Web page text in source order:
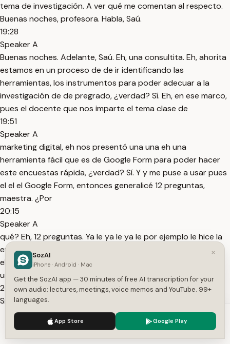
tema de investigación. A ver qué me comentan al respecto.
Buenas noches, profesora. Habla, Saú.
19:28
Speaker A
Buenas noches. Adelante, Saú. Eh, una consultita. Eh, ahorita
estamos en un proceso de de ir identificando las
herramientas, los instrumentos para poder adecuar a la
investigación de de pregrado, ¿verdad? Sí. Eh, en ese marco,
pues el docente que nos imparte el tema clase de
19:51
Speaker A
marketing digital, eh nos presentó una una eh una
herramienta fácil que es de Google Form para poder hacer
este encuestas rápida, ¿verdad? Sí. Y y me puse a usar pues
el el el Google Form, entonces generalicé 12 preguntas,
maestra. ¿Por
20:15
Speaker A
qué? Eh, 12 preguntas. Ya le ya le ya le por ejemplo le hice la
encuesta. Le pregunté porque estoy tratando de construir
eh un trabajo que tenga que ver con marketing digital como
un aspecto como una perspectiva de
20:37
Speaker A
los negocios de hoy y en eso y en eso retomar el tema de
emprendedurismo y los pymes y los mipymes, ¿verdad?
Entonces, con eso yo vine y construí 12 preguntas en línea.
We use cookies to enhance your experience.
×
SozAI
iPhone · Android · Mac
Get the SozAI app — 30 minutes of free AI transcription for your
own audio: lectures, meetings, voice memos and YouTube. 99+
languages.
App Store Google Play